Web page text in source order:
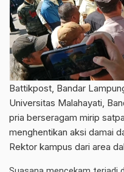
Battikpost, Bandar
Universitas Malahayati,
pria berseragam mirip
menghentikan aksi damai
Rektor kampus dari area